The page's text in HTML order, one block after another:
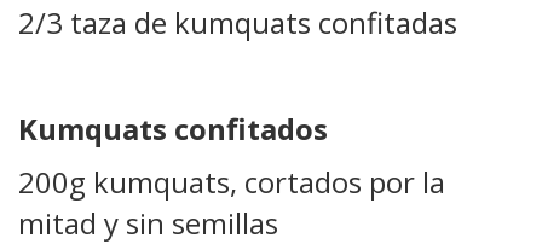
2/3 taza de kumquats confitadas
Kumquats confitados
200g kumquats, cortados por la
mitad y sin semillas